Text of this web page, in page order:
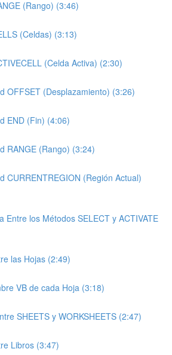
(Rango) (3:46)
(Celdas) (3:13)
(Celda Activa) (2:30)
OFFSET (Desplazamiento) (3:26)
END (Fin) (4:06)
RANGE (Rango) (3:24)
CURRENTREGION (Región Actual)
Entre los Métodos SELECT y ACTIVATE
las Hojas (2:49)
VB de cada Hoja (3:18)
SHEETS y WORKSHEETS (2:47)
Libros (3:47)